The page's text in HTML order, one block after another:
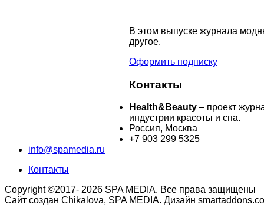
В этом выпуске журнала
другое.
Оформить подписку
Контакты
Health&Beauty – проект
индустрии красоты и спа.
Россия, Москва
+7 903 299 5325
info@spamedia.ru
Контакты
Copyright ©2017- 2026 SPA MEDIA. Все права защищены
Сайт создан Chikalova, SPA MEDIA. Дизайн